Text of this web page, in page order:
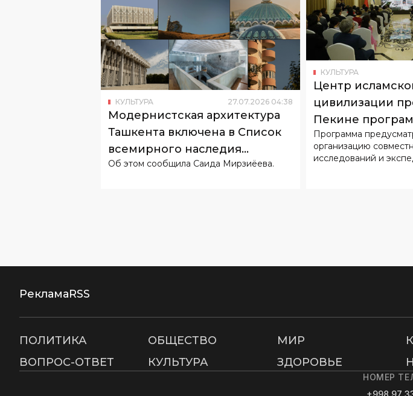
КУЛЬТУРА 27.07.2026 04:38
Модернистская архитектура
Ташкента включена в Список
всемирного наследия
ЮНЕСКО
Об этом сообщила Саида Мирзиёева.
КУЛЬТУРА
Центр
цивилизации
Пекине
сотрудничества
Китая
Программа
организацию
исследований и
РекламаRSS
ПОЛИТИКА ОБЩЕСТВО МИР
ВОПРОС-ОТВЕТ
КУЛЬТУРА ЗДОРОВЬЕ
НОМЕР